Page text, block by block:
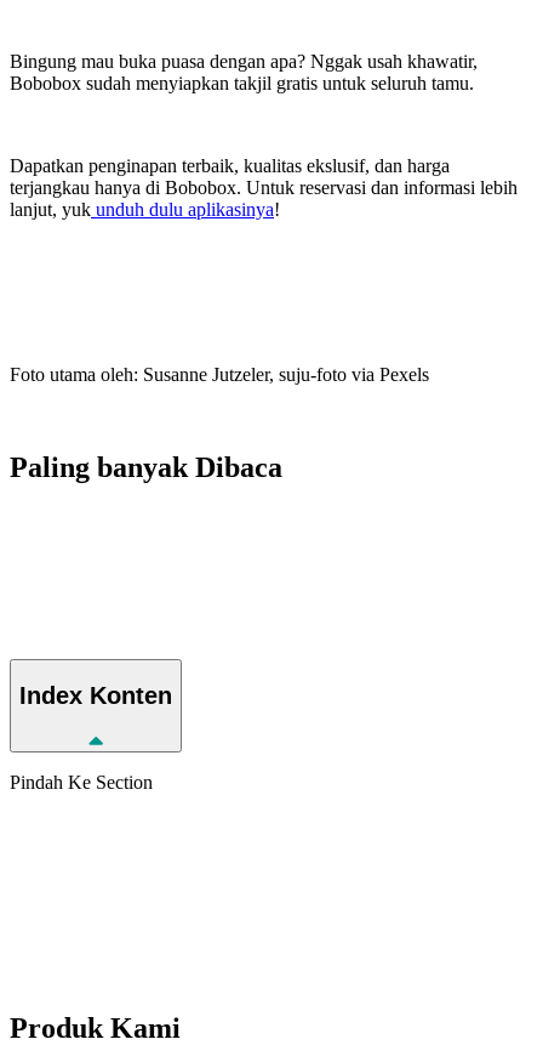
Bingung mau buka puasa dengan apa? Nggak usah khawatir,
Bobobox sudah menyiapkan takjil gratis untuk seluruh tamu.
Dapatkan penginapan terbaik, kualitas ekslusif, dan harga
terjangkau hanya di Bobobox. Untuk reservasi dan informasi lebih
lanjut, yuk unduh dulu aplikasinya!
Foto utama oleh: Susanne Jutzeler, suju-foto via Pexels
Paling banyak Dibaca
Index Konten
Pindah Ke Section
Produk Kami